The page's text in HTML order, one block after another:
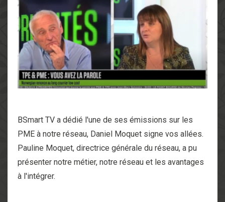
BSmart TV a dédié l'une de ses émissions sur les
PME à notre réseau, Daniel Moquet signe vos allées.
Pauline Moquet, directrice générale du réseau, a pu
présenter notre métier, notre réseau et les avantages
à l'intégrer.